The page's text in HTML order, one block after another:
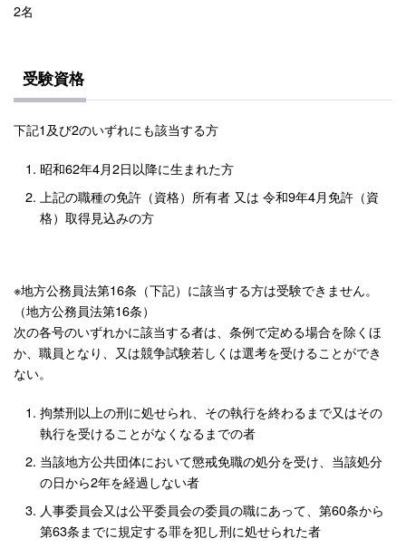
2名
受験資格
下記1及び2のいずれにも該当する方
昭和62年4月2日以降に生まれた方
上記の職種の免許（資格）所有者 又は 令和9年4月免許（資
格）取得見込みの方
※地方公務員法第16条（下記）に該当する方は受験できません。
（地方公務員法第16条）
次の各号のいずれかに該当する者は、条例で定める場合を除くほ
か、職員となり、又は競争試験若しくは選考を受けることができ
ない。
拘禁刑以上の刑に処せられ、その執行を終わるまで又はその
執行を受けることがなくなるまでの者
当該地方公共団体において懲戒免職の処分を受け、当該処分
の日から2年を経過しない者
人事委員会又は公平委員会の委員の職にあって、第60条から
第63条までに規定する罪を犯し刑に処せられた者